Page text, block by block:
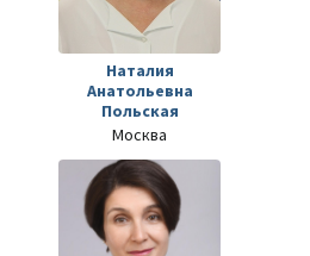
Наталия
Анатольевна
Польская
Москва